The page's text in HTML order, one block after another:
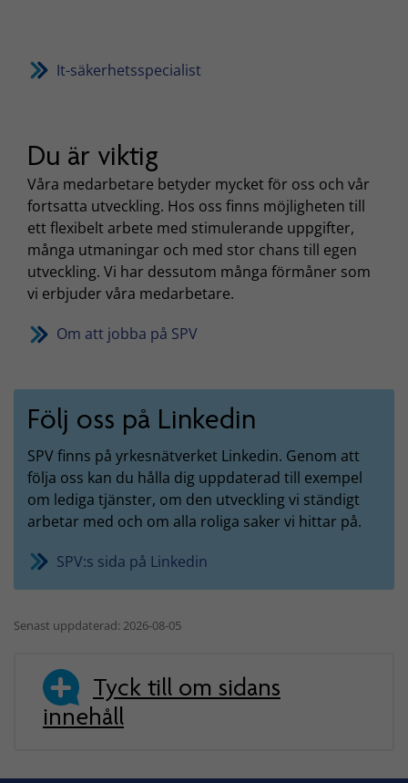
It-säkerhetsspecialist
Du är viktig
Våra medarbetare betyder mycket för oss och vår
fortsatta utveckling. Hos oss finns möjligheten till
ett flexibelt arbete med stimulerande uppgifter,
många utmaningar och med stor chans till egen
utveckling. Vi har dessutom många förmåner som
vi erbjuder våra medarbetare.
Om att jobba på SPV
Följ oss på Linkedin
SPV finns på yrkesnätverket Linkedin. Genom att
följa oss kan du hålla dig uppdaterad till exempel
om lediga tjänster, om den utveckling vi ständigt
arbetar med och om alla roliga saker vi hittar på.
SPV:s sida på Linkedin
Senast uppdaterad: 2026-08-05
Tyck till om sidans
innehåll